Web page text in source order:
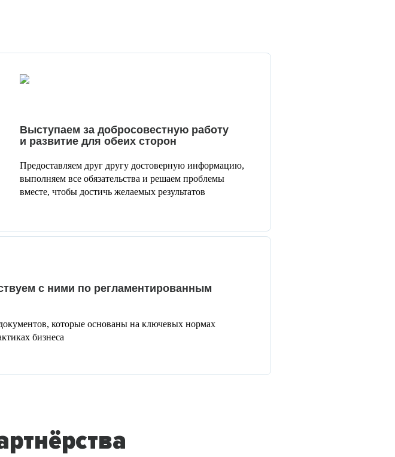
Выступаем за добросовестную работу
и развитие для обеих сторон
Предоставляем друг другу достоверную информацию,
выполняем все обязательства и решаем проблемы
вместе, чтобы достичь желаемых результатов
с ними по регламентированным
которые основаны на ключевых нормах
бизнеса